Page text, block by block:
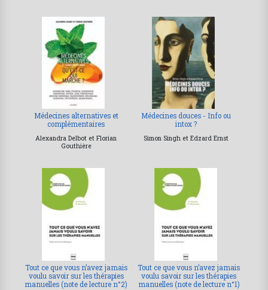
Médecines alternatives et
complémentaires
Alexandra Delbot et Florian
Gouthière
Médecines douces - Info ou
intox ?
Simon Singh et Edzard Ernst
Tout ce que vous n’avez jamais
voulu savoir sur les thérapies
manuelles (note de lecture n°2)
Tout ce que vous n’avez jamais
voulu savoir sur les thérapies
manuelles (note de lecture n°1)